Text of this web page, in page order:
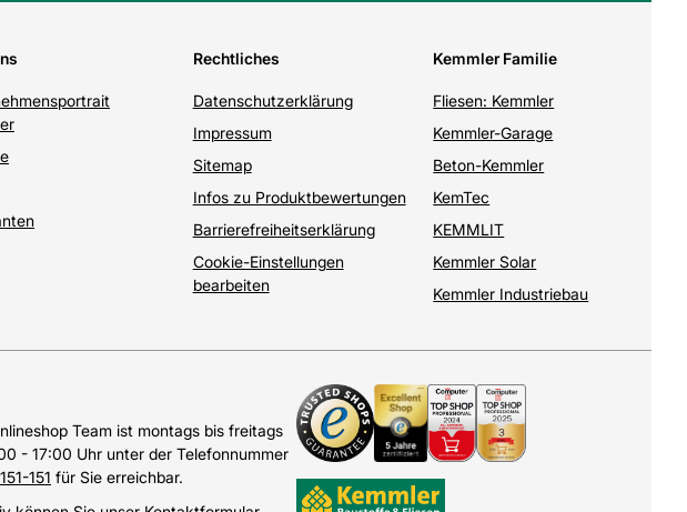
Rechtliches
Datenschutzerklärung
Impressum
Sitemap
Infos zu Produktbewertungen
Barrierefreiheitserklärung
Cookie-Einstellungen
bearbeiten
Kemmler Familie
Fliesen: Kemmler
Kemmler-Garage
Beton-Kemmler
KemTec
KEMMLIT
Kemmler Solar
Kemmler Industriebau
Team ist montags bis freitags
- 17:00 Uhr unter der Telefonnummer
151 für Sie erreichbar.